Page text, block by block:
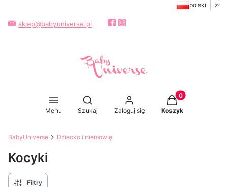
polski zł
sklep@babyuniverse.pl
Menu
Otwórz wyszukiwarkę
Szukaj Zaloguj się
Produkty w
Koszyk
BabyUniverse Dziecko i niemowlę
Kocyki
Filtry